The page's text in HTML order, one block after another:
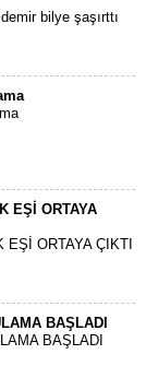
bilye şaşırttı
EŞİ ORTAYA
EŞİ ORTAYA ÇIKTI
BAŞLADI
BAŞLADI